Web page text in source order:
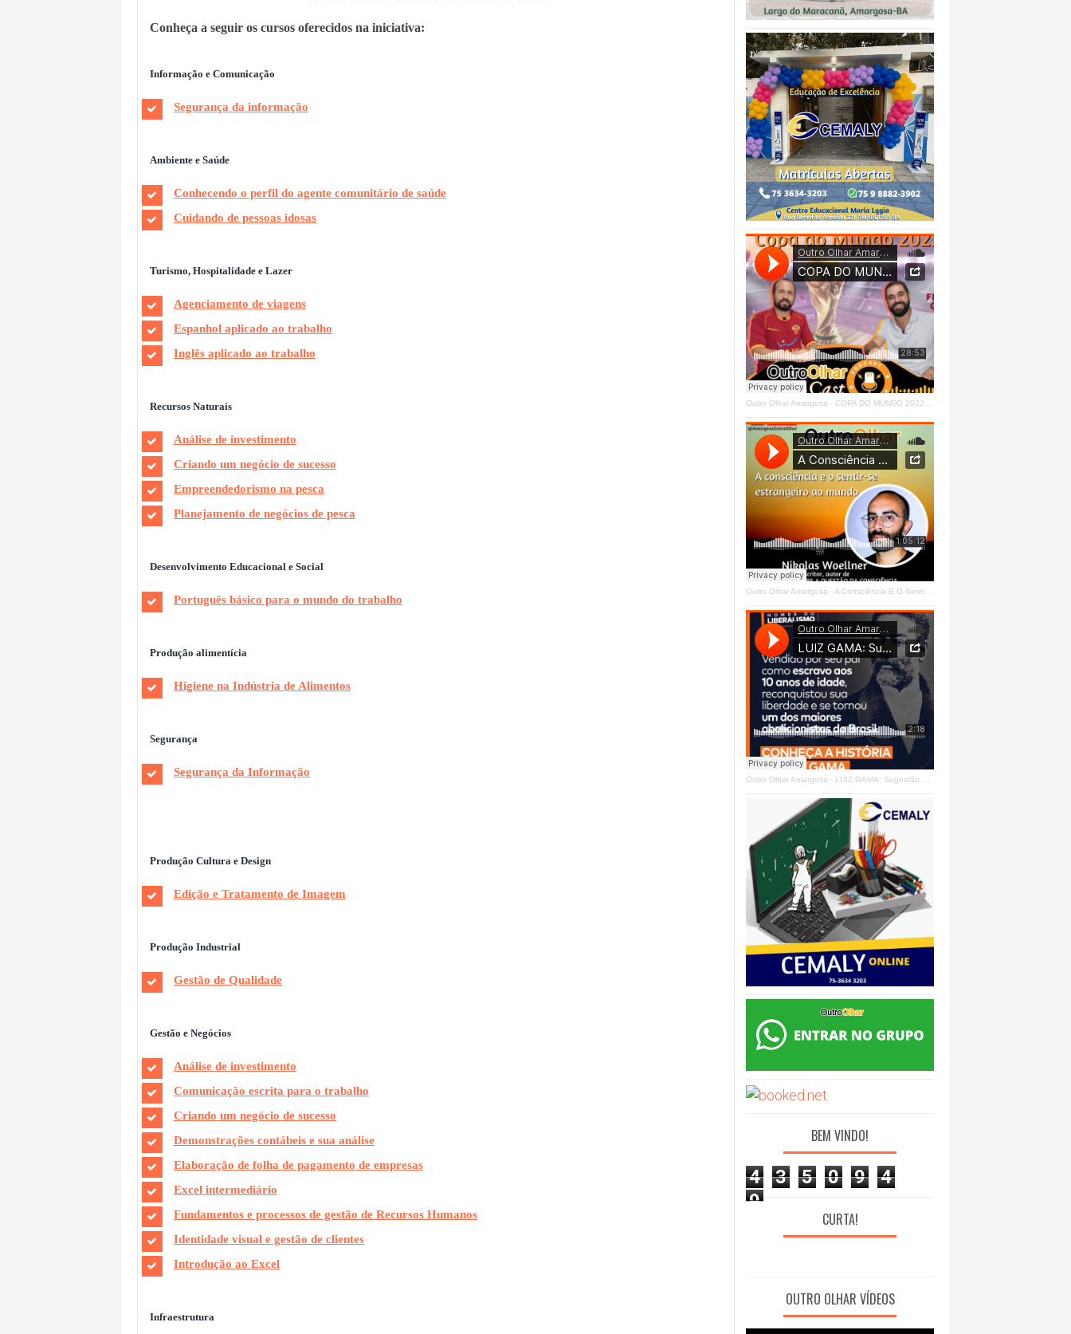
Conheça a seguir os cursos oferecidos na iniciativa:
Informação e Comunicação
Segurança da informação
Ambiente e Saúde
Conhecendo o perfil do agente comunitário de saúde
Cuidando de pessoas idosas
Turismo, Hospitalidade e Lazer
Agenciamento de viagens
Espanhol aplicado ao trabalho
Inglês aplicado ao trabalho
Recursos Naturais
Análise de investimento
Criando um negócio de sucesso
Empreendedorismo na pesca
Planejamento de negócios de pesca
Desenvolvimento Educacional e Social
Português básico para o mundo do trabalho
Produção alimentícia
Higiene na Indústria de Alimentos
Segurança
Segurança da Informação
Produção Cultura e Design
Edição e Tratamento de Imagem
Produção Industrial
Gestão de Qualidade
Gestão e Negócios
Análise de investimento
Comunicação escrita para o trabalho
Criando um negócio de sucesso
Demonstrações contábeis e sua análise
Elaboração de folha de pagamento de empresas
Excel intermediário
Fundamentos e processos de gestão de Recursos Humanos
Identidade visual e gestão de clientes
Introdução ao Excel
Infraestrutura
Outro Olhar Amargosa · COPA DO MUNDO 2022 - OUTRO OLHAR CAST #O1 Right
Outro Olhar Amargosa · A Consciência E O Sentir - Se Estrangeiro Ao Mundo
Outro Olhar Amargosa · LUIZ GAMA: Sugestão Outro Olhar
BEM VINDO!
4 3 5 0 9
4
9
CURTA!
OUTRO OLHAR VÍDEOS